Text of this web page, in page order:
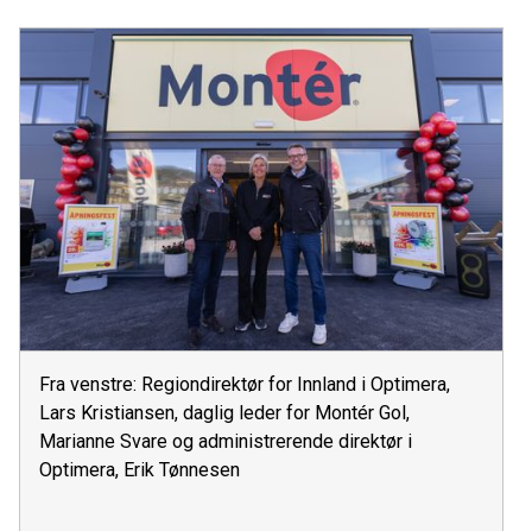
Fra venstre: Regiondirektør for Innland i Optimera,
Lars Kristiansen, daglig leder for Montér Gol,
Marianne Svare og administrerende direktør i
Optimera, Erik Tønnesen